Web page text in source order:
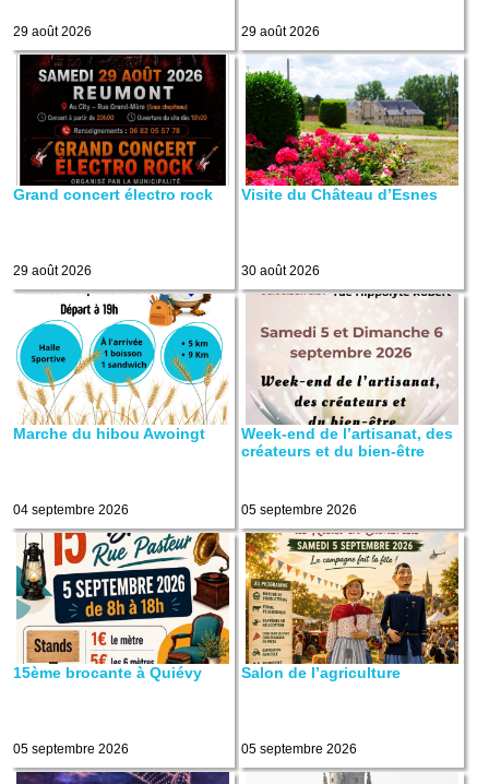
29 août 2026 29 août 2026
Grand concert électro rock
29 août 2026
Visite du Château d’Esnes
30 août 2026
Marche du hibou Awoingt
04 septembre 2026
Week-end de l’artisanat, des
créateurs et du bien-être
05 septembre 2026
15ème brocante à Quiévy
05 septembre 2026
Salon de l’agriculture
05 septembre 2026